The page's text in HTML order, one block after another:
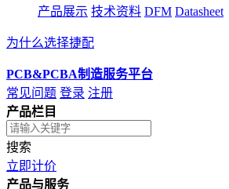
产品展示 技术资料 DFM Datasheet
为什么选择捷配
PCB&PCBA制造服务平台
常见问题 登录 注册
产品栏目
搜索
立即计价
产品与服务